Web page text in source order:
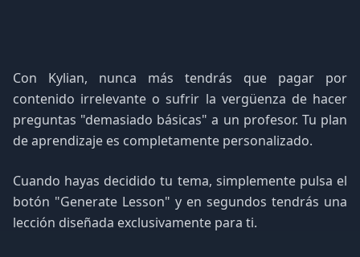
Con Kylian, nunca más tendrás que pagar por
contenido irrelevante o sufrir la vergüenza de hacer
preguntas "demasiado básicas" a un profesor. Tu plan
de aprendizaje es completamente personalizado.
Cuando hayas decidido tu tema, simplemente pulsa el
botón "Generate Lesson" y en segundos tendrás una
lección diseñada exclusivamente para ti.